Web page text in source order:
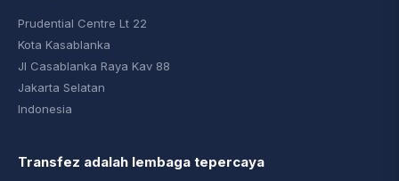
Prudential Centre Lt 22
Kota Kasablanka
Jl Casablanka Raya Kav 88
Jakarta Selatan
Indonesia
Transfez adalah lembaga tepercaya